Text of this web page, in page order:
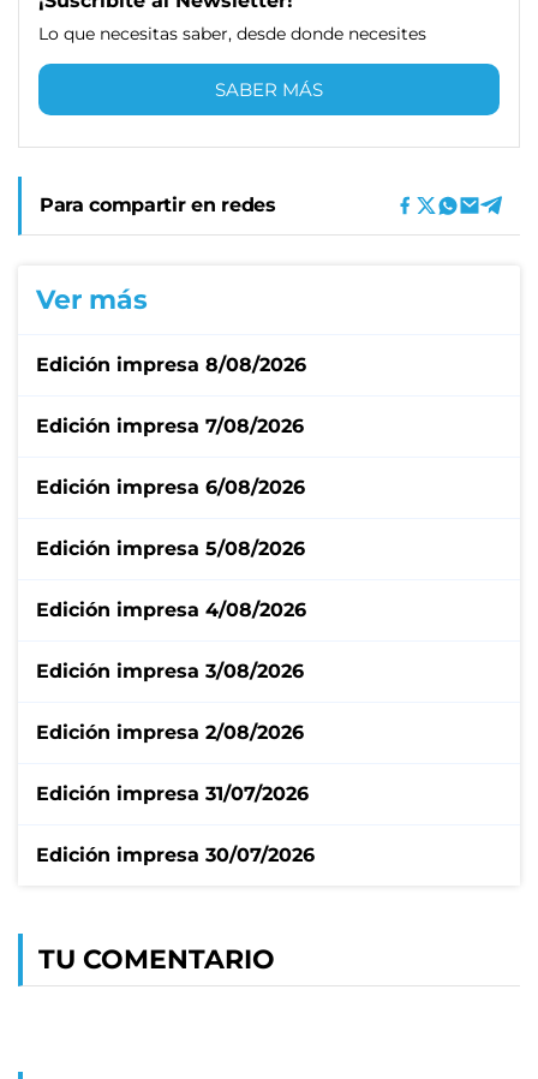
Lo que necesitas saber, desde donde necesites
SABER MÁS
Para compartir en redes
Ver más
Edición impresa 8/08/2026
Edición impresa 7/08/2026
Edición impresa 6/08/2026
Edición impresa 5/08/2026
Edición impresa 4/08/2026
Edición impresa 3/08/2026
Edición impresa 2/08/2026
Edición impresa 31/07/2026
Edición impresa 30/07/2026
TU COMENTARIO